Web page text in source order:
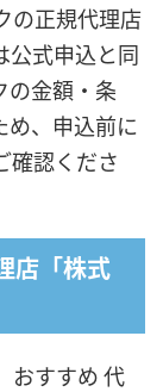
の正規代理店
公式申込と同
の金額・条
め、申込前に
確認くださ
店「株式
おすすめ 代